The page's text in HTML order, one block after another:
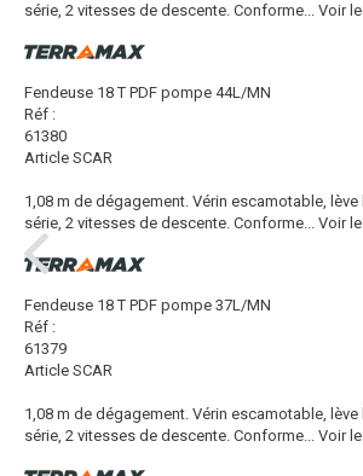
série, 2 vitesses de descente. Conforme... Voir
Fendeuse 18 T PDF pompe 44L/MN
Réf :
61380
Article SCAR
1,08 m de dégagement. Vérin escamotable,
série, 2 vitesses de descente. Conforme... Voir
Fendeuse 18 T PDF pompe 37L/MN
Réf :
61379
Article SCAR
1,08 m de dégagement. Vérin escamotable,
série, 2 vitesses de descente. Conforme... Voir